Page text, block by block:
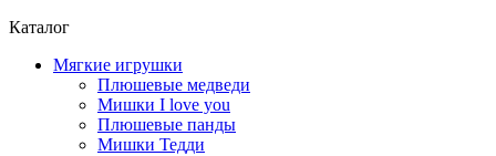
Каталог
Мягкие игрушки
Плюшевые медведи
Мишки I love you
Плюшевые панды
Мишки Тедди